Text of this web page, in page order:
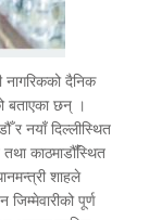
नागरिकको दैनिक
बताएका छन् ।
र नयाँ दिल्लीस्थित
काठमाडौँस्थित
शाहले
पूर्ण